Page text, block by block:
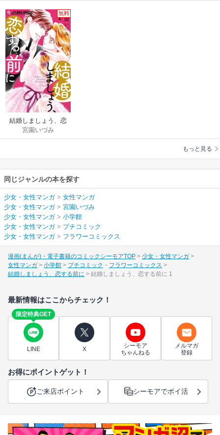
無料
結婚しましょう、恋
する前に
宮園いづみ
もっと見る
同じジャンルの本を探す
少女・女性マンガ> 女性マンガ
少女・女性マンガ> 宮園いづみ
少女・女性マンガ> 小学館
少女・女性マンガ> プチコミック
少女・女性マンガ> フラワーコミックス
漫画(まんが)・電子書籍のコミックシーモアTOP
少女・女性マンガ
女性マンガ
小学館 プチコミック
フラワーコミックス
結婚しましょう、恋する前に
結婚しましょう、恋する前に 1
最新情報はここからチェック！
限定特典GET
LINE X
シーモア
ちゃんねる
メルマガ
登録
お得にポイントゲット！
ご来店ポイント シーモアでポイ活